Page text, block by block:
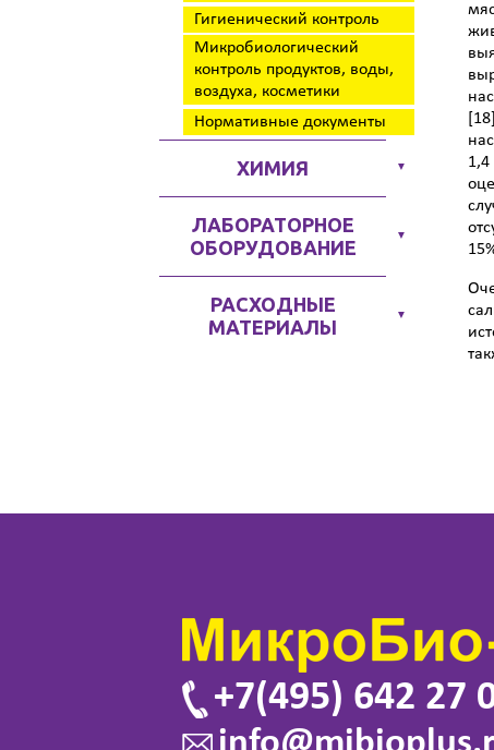
Гигиенический контроль
Микробиологический
контроль продуктов, воды,
воздуха, косметики
Нормативные документы
ХИМИЯ ▼
ЛАБОРАТОРНОЕ
ОБОРУДОВАНИЕ
▼
РАСХОДНЫЕ
МАТЕРИАЛЫ
▼
+7(495) 642 27